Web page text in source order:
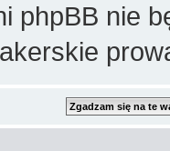
phpBB nie